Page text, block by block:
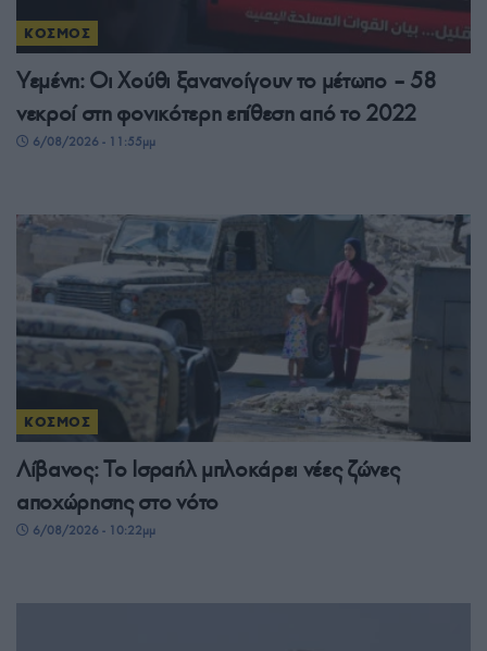
ΚΟΣΜΟΣ
Υεμένη: Οι Χούθι ξανανοίγουν το μέτωπο – 58
νεκροί στη φονικότερη επίθεση από το 2022
6/08/2026 - 11:55μμ
ΚΟΣΜΟΣ
Λίβανος: Το Ισραήλ μπλοκάρει νέες ζώνες
αποχώρησης στο νότο
6/08/2026 - 10:22μμ